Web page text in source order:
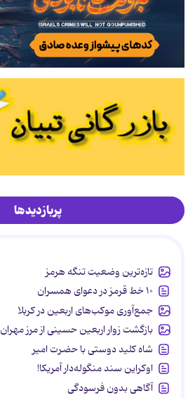
پربازدیدها
تازه‌ترین وضعیت تنگه هرمز
۱۰ خط قرمز در دعوای همسران
جمع‌آوری موکب‌های اربعین در کربلا
بازگشت زوار اربعین حسینی از مرز مهران
شاه کلید دوستی با حضرت امیر
اوکراین سند منگوله‌دار آمریکا!
آگاهی بدون فرسودگی